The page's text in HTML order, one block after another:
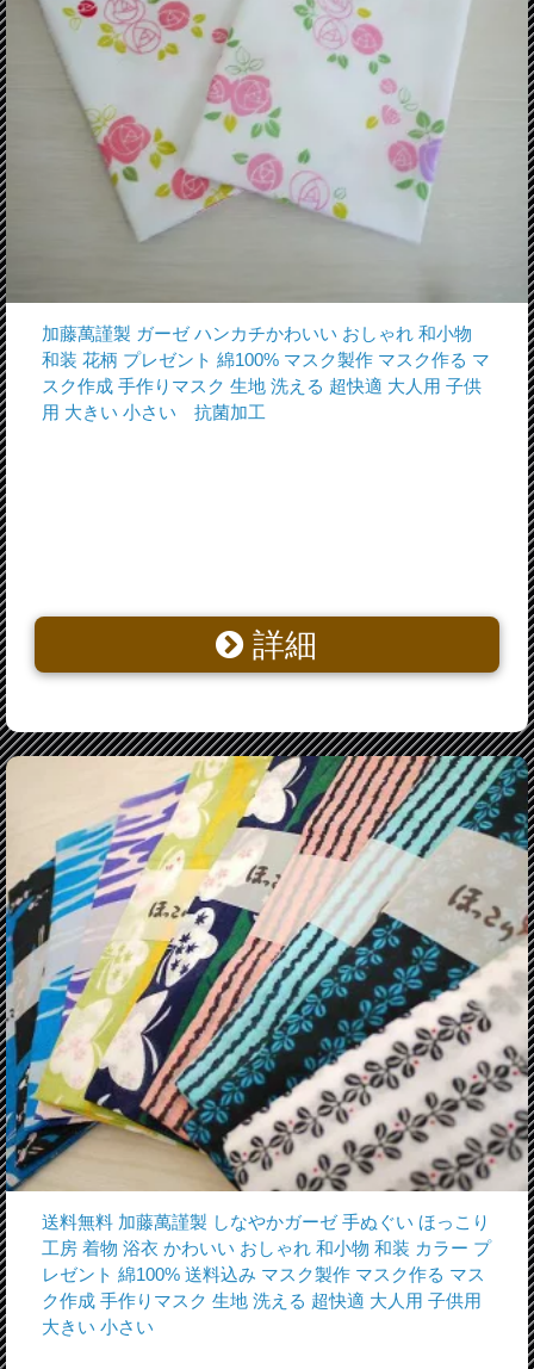
加藤萬謹製 ガーゼ ハンカチかわいい おしゃれ 和小物
和装 花柄 プレゼント 綿100% マスク製作 マスク作る マ
スク作成 手作りマスク 生地 洗える 超快適 大人用 子供
用 大きい 小さい 抗菌加工
詳細
送料無料 加藤萬謹製 しなやかガーゼ 手ぬぐい ほっこり
工房 着物 浴衣 かわいい おしゃれ 和小物 和装 カラー プ
レゼント 綿100% 送料込み マスク製作 マスク作る マス
ク作成 手作りマスク 生地 洗える 超快適 大人用 子供用
大きい 小さい